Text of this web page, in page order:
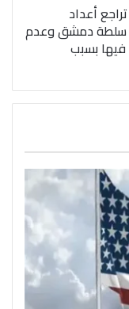
أعداد
سلطة دمشق وعدم
بسبب